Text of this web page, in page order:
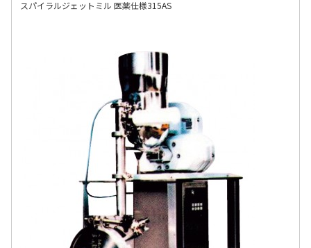
スパイラルジェットミル 医薬仕様315AS